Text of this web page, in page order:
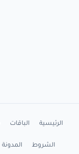
الرئيسية الباقات
الشروط المدونة